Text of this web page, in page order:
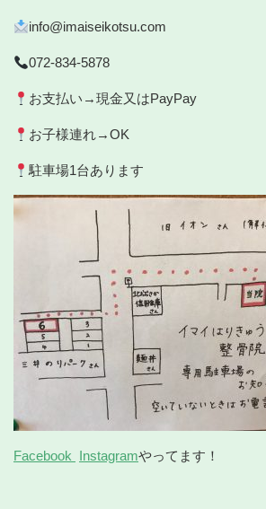
info@imaiseikotsu.com
072-834-5878
お支払い→現金又はPayPay
お子様連れ→OK
駐車場1台あります
Facebook Instagramやってます！